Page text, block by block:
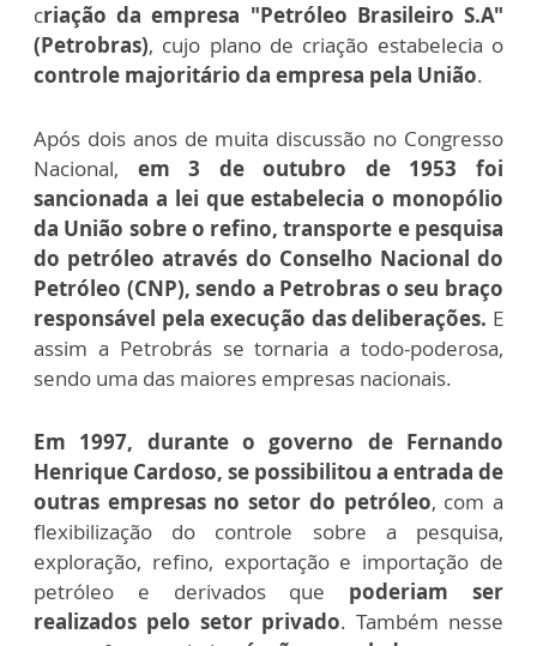
criação da empresa "Petróleo Brasileiro S.A"
(Petrobras), cujo plano de criação estabelecia o
controle majoritário da empresa pela União.
Após dois anos de muita discussão no Congresso
Nacional, em 3 de outubro de 1953 foi
sancionada a lei que estabelecia o monopólio
da União sobre o refino, transporte e pesquisa
do petróleo através do Conselho Nacional do
Petróleo (CNP), sendo a Petrobras o seu braço
responsável pela execução das deliberações. E
assim a Petrobrás se tornaria a todo-poderosa,
sendo uma das maiores empresas nacionais.
Em 1997, durante o governo de Fernando
Henrique Cardoso, se possibilitou a entrada de
outras empresas no setor do petróleo, com a
flexibilização do controle sobre a pesquisa,
exploração, refino, exportação e importação de
petróleo e derivados que poderiam ser
realizados pelo setor privado. Também nesse